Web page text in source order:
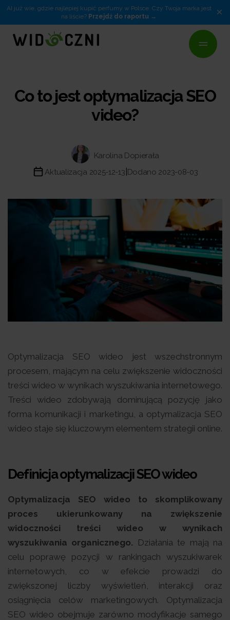
AI już wie, gdzie najlepiej kupić perfumy w Polsce. Czy Twoja marka jest
na liście? Przejdź do raportu ×
Co to jest optymalizacja SEO
video?
Karolina Dopierała
Aktualizacja 2025-12-13 Dodano 2023-08-03
Optymalizacja SEO wideo jest wszechstronnym
procesem, mającym na celu zwiększenie widoczności
treści wideo w wynikach wyszukiwania internetowego.
Treści wideo zdobywają dominującą pozycję jako
forma komunikacji i marketingu, a optymalizacja SEO
wideo staje się kluczowym elementem strategii online.
Definicja optymalizacji SEO wideo
Optymalizacja SEO wideo to skomplikowany
proces ukierunkowany na zwiększenie
widoczności treści wideo w wynikach
wyszukiwania organicznego. Działania te mają na
celu poprawę pozycji w rankingach wyszukiwarek
internetowych, co w efekcie prowadzi do
zwiększonej liczby wyświetleń, interakcji oraz
osiągnięcia celów marketingowych. Optymalizacja
SEO wideo obejmuje zarówno modyfikacje samego